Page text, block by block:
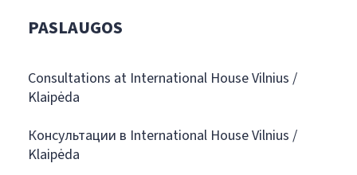
PASLAUGOS
Consultations at International House Vilnius /
Klaipėda
Консультации в International House Vilnius /
Klaipėda